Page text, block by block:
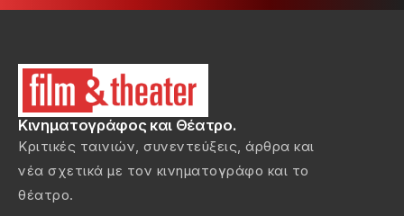
Κινηματογράφος και Θέατρο.
Κριτικές ταινιών, συνεντεύξεις, άρθρα και
νέα σχετικά με τον κινηματογράφο και το
θέατρο.